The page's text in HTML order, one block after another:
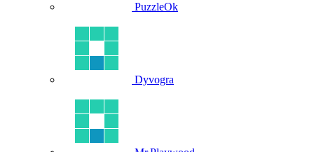
PuzzleOk
Dyvogra